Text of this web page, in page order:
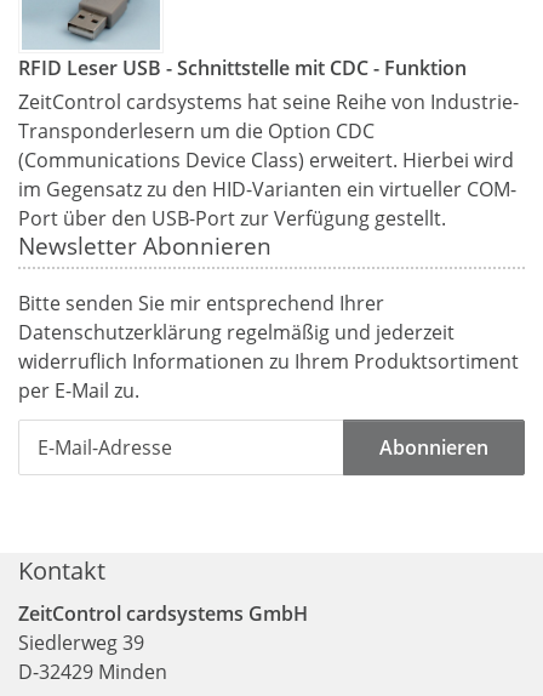
RFID Leser USB - Schnittstelle mit CDC - Funktion
ZeitControl cardsystems hat seine Reihe von Industrie-
Transponderlesern um die Option CDC
(Communications Device Class) erweitert. Hierbei wird
im Gegensatz zu den HID-Varianten ein virtueller COM-
Port über den USB-Port zur Verfügung gestellt.
Newsletter Abonnieren
Bitte senden Sie mir entsprechend Ihrer
Datenschutzerklärung regelmäßig und jederzeit
widerruflich Informationen zu Ihrem Produktsortiment
per E-Mail zu.
Abonnieren
Kontakt
ZeitControl cardsystems GmbH
Siedlerweg 39
D-32429 Minden